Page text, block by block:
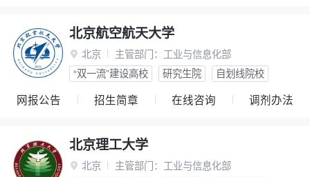
北京航空航天大学
 北京 主管部门： 工业与信息化部
“双一流”建设高校
研究生院 自划线院校
网报公告 招生简章 在线咨询 调剂办法
北京理工大学
 北京 主管部门： 工业与信息化部